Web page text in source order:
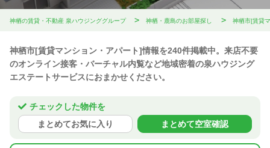
神栖の賃貸・不動産 泉ハウジンググループ 神栖・鹿島のお部屋探し 神栖市[賃貸
神栖市[賃貸マンション・アパート]情報を240件掲載中。来店不要
のオンライン接客・バーチャル内覧など地域密着の泉ハウジング
エステートサービスにおまかせください。
チェックした物件を
まとめてお気に入り
まとめて空室確認